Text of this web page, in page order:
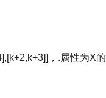
，.属性为X的